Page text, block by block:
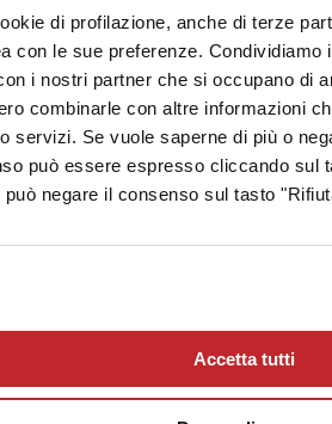
di profilazione, anche di terze
con le sue preferenze.
i nostri partner che si occupano di
combinarle con altre informazioni
servizi. Se vuole saperne di più o
può essere espresso cliccando sul
negare il consenso sul tasto
Accetta tutti
“Incontri della Salute
” promossi da
un qualificato e autorevole spazio di
sui temi del benessere, della
della vita. Attraverso il contributo di
competenza, gli incontri favoriscono un
di contenuti scientifici. Dal 2014
appuntamenti dedicati a diverse
tempo un percorso di valore testimone
confronti delle persone e del territorio,
della responsabilità e della cura della